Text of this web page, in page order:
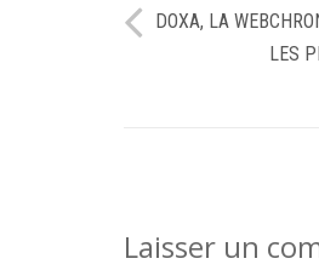
DOXA, LA
LES
Laisser un